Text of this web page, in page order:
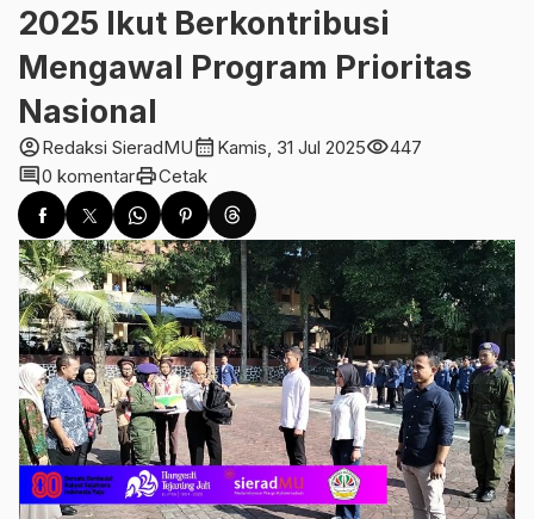
2025 Ikut Berkontribusi
Mengawal Program Prioritas
Nasional
account_circleRedaksi SieradMUcalendar_month Kamis, 31 Jul 2025visibility447
comment0 komentarprintCetak